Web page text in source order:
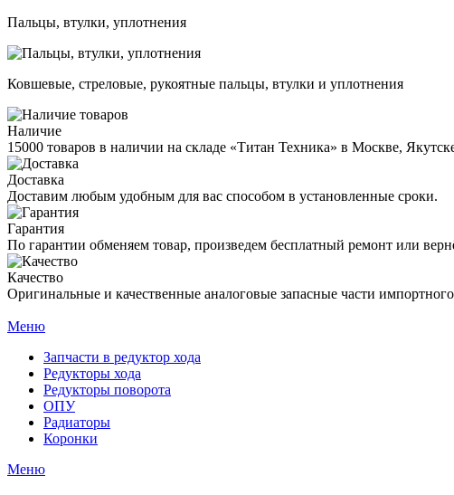
Пальцы, втулки, уплотнения
Ковшевые, стреловые, рукоятные пальцы, втулки и уплотнения
Наличие
15000 товаров в наличии на складе «Титан Техника» в Москве,
Доставка
Доставим любым удобным для вас способом в установленные сроки.
Гарантия
По гарантии обменяем товар, произведем бесплатный ремонт или
Качество
Оригинальные и качественные аналоговые запасные части
Меню
Запчасти в редуктор хода
Редукторы хода
Редукторы поворота
ОПУ
Радиаторы
Коронки
Меню